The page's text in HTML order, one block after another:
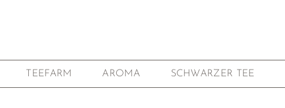
TEEFARM AROMA SCHWARZER TEE